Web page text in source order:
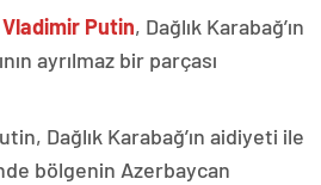
Vladimir Putin, Dağlık Karabağ’ın
ayrılmaz bir parçası
Dağlık Karabağ’ın aidiyeti ile
bölgenin Azerbaycan